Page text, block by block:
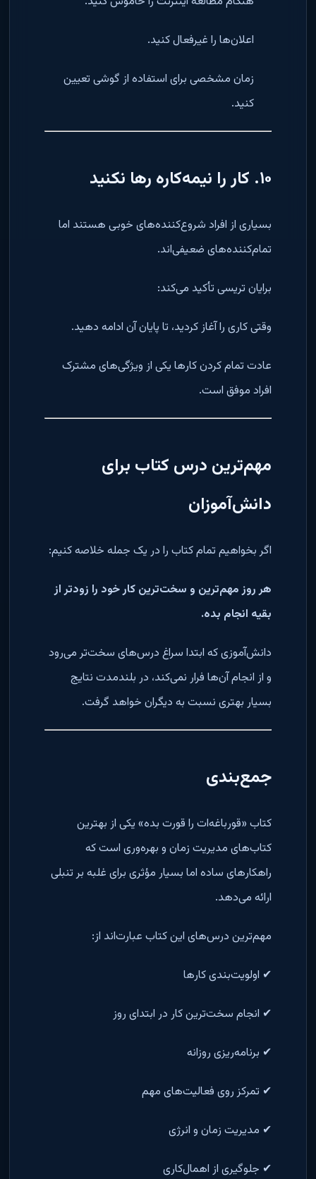
اعلان‌ها را غیرفعال کنید.
زمان مشخصی برای استفاده از گوشی تعیین
کنید.
۱۰. کار را نیمه‌کاره رها نکنید
بسیاری از افراد شروع‌کننده‌های خوبی هستند اما
تمام‌کننده‌های ضعیفی‌اند.
برایان تریسی تأکید می‌کند:
وقتی کاری را آغاز کردید، تا پایان آن ادامه دهید.
عادت تمام کردن کارها یکی از ویژگی‌های مشترک
افراد موفق است.
مهم‌ترین درس کتاب برای
دانش‌آموزان
اگر بخواهیم تمام کتاب را در یک جمله خلاصه کنیم:
هر روز مهم‌ترین و سخت‌ترین کار خود را زودتر از
بقیه انجام بده.
دانش‌آموزی که ابتدا سراغ درس‌های سخت‌تر می‌رود
و از انجام آن‌ها فرار نمی‌کند، در بلندمدت نتایج
بسیار بهتری نسبت به دیگران خواهد گرفت.
جمع‌بندی
کتاب «قورباغه‌ات را قورت بده» یکی از بهترین
کتاب‌های مدیریت زمان و بهره‌وری است که
راهکارهای ساده اما بسیار مؤثری برای غلبه بر تنبلی
ارائه می‌دهد.
مهم‌ترین درس‌های این کتاب عبارت‌اند از:
✔ اولویت‌بندی کارها
✔ انجام سخت‌ترین کار در ابتدای روز
✔ برنامه‌ریزی روزانه
✔ تمرکز روی فعالیت‌های مهم
✔ مدیریت زمان و انرژی
✔ جلوگیری از اهمال‌کاری